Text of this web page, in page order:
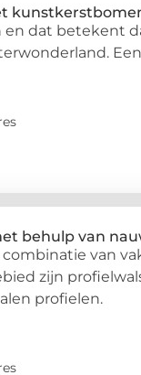
en dat betekent
behulp van
van
zijn
profielen.